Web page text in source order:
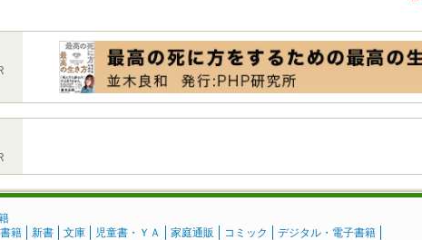
書籍 新書 文庫 児童書・ＹＡ 家庭通販 コミック デジタル・電子書籍